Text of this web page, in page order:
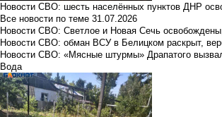
Новости СВО: шесть населённых пунктов ДНР
Все новости по теме 31.07.2026
Новости СВО: Светлое и Новая Сечь
Новости СВО: обман ВСУ в Белицком раскрыт,
Новости СВО: «Мясные штурмы» Драпатого
Вода